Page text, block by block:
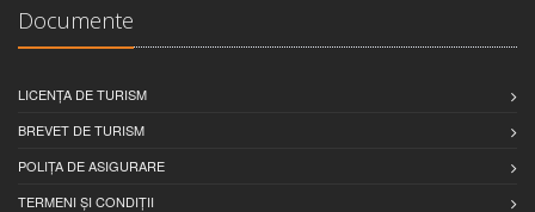
Documente
LICENȚA DE TURISM
BREVET DE TURISM
POLIȚA DE ASIGURARE
TERMENI ȘI CONDIȚII